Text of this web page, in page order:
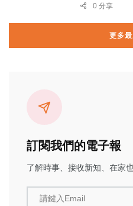
0 分享
更多
訂閱我們的電子報
了解時事、接收新知、在家
請鍵入Email